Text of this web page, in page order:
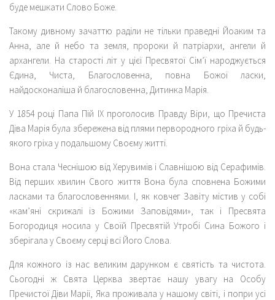
буде мешкати Слово Боже.
Такому дивному зачаттю раділи не тільки праведні Йоаким та
Анна, але й небо та земля, пророки й патріархи, ангели й
архангели. На старості літ у цієї Пресвятої Сім’ї народжується
Єдина, Чиста, Благословенна, повна Божої ласки,
найдосконаліша й благословенна, Дитинка Марія.
У 1854 році Папа Пій ІХ проголосив Правду Віри, що Пречиста
Діва Марія була збережена від плями первородного гріха й будь-
якого гріха у подальшому Своєму житті.
Вона стала Чеснішою від Херувимів і Славнішою від Серафимів.
Від перших хвилин Свого життя Вона була сповнена Божими
ласками та благословеннями. І, як ковчег Завіту містив у собі
«кам’яні скрижалі із Божими Заповідями», так і Пресвята
Богородиця носила у Своїй Пресвятій Утробі Сина Божого і
зберігала у Своєму серці всі Його Слова.
Для кожного із нас великим дарунком є святість та чистота.
Сьогодні ж Свята Церква звертає нашу увагу на Особу
Пречистої Діви Марії, Яка проживала у нашому світі, і попри усі